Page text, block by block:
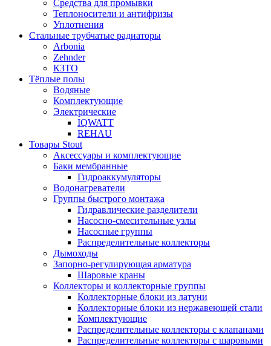
Средства для промывки
Теплоносители и антифризы
Уплотнения
Стальные трубчатые радиаторы
Arbonia
Zehnder
КЗТО
Тёплые полы
Водяные
Комплектующие
Электрические
IQWATT
REHAU
Товары Stout
Аксессуары и комплектующие
Баки мембранные
Гидроаккумуляторы
Водонагреватели
Группы быстрого монтажа
Гидравлические разделители
Насосно-смесительные узлы
Насосные группы
Распределительные коллекторы
Дымоходы
Запорно-регулирующая арматура
Шаровые краны
Коллекторы и коллекторные группы
Коллекторные блоки из латуни
Коллекторные блоки из нержавеющей стали
Комплектующие
Распределительные коллекторы с клапанами
Распределительные коллекторы с шаровыми